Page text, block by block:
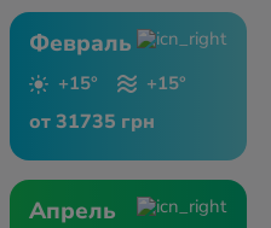
Февраль
+15° +15°
от 31735 грн
Апрель